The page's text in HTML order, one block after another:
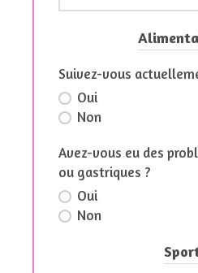
Suivez-vous
Oui
Non
Avez-vous eu des
ou gastriques ?
Oui
Non